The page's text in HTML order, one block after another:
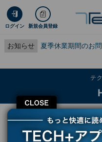
ログイン 新規会員登録
お知らせ 夏季休業期間のお
テ
TECH+ テクノロジー
HPC
京大とNTT、量子コンピュータの